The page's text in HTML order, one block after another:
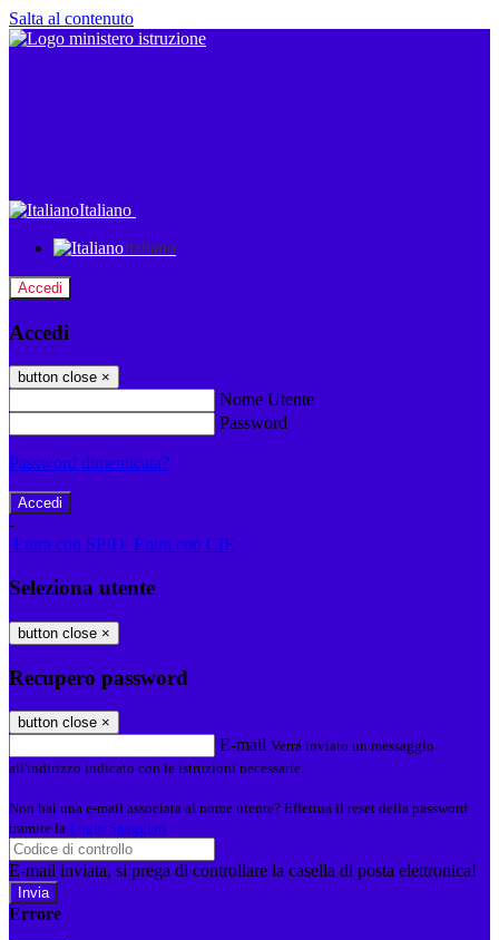
Salta al contenuto
Italiano
Italiano
Accedi
Accedi
button close ×
Nome Utente
Password
Password dimenticata?
-
Entra con SPID Entra con CIE
Seleziona utente
button close ×
Recupero password
button close ×
E-mail Verrà inviato un messaggio
all'indirizzo indicato con le istruzioni necessarie.
Non hai una e-mail associata al nome utente? Effettua il reset della password
tramite la Login Spaggiari
E-mail inviata, si prega di controllare la casella di posta elettronica!
Errore